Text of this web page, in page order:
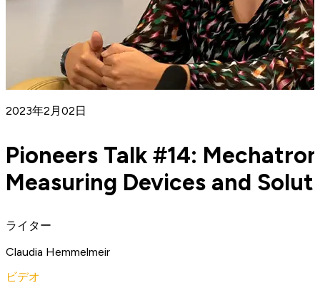
2023年2月02日
Pioneers Talk #14:
Measuring Devices and
ライター
Claudia Hemmelmeir
ビデオ